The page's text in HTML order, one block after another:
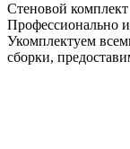
Стеновой комплект
Профессионально
Укомплектуем
сборки,